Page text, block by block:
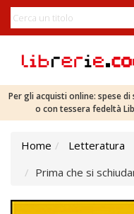
Per gli acquisti online: spese
o con tessera fedeltà
Home
Letteratura
Prima che si